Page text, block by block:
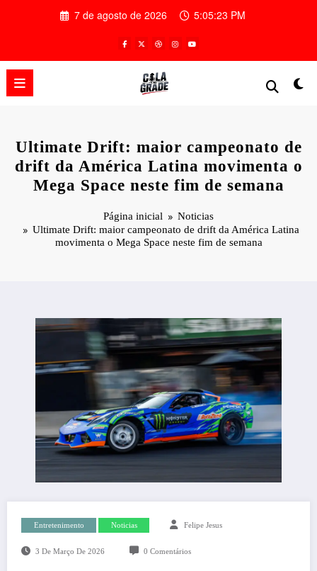
7 de agosto de 2026 5:05:23 PM
Ultimate Drift: maior campeonato de
drift da América Latina movimenta o
Mega Space neste fim de semana
Página inicial
Noticias
Ultimate Drift: maior campeonato de drift da América Latina
movimenta o Mega Space neste fim de semana
Entretenimento Noticias Felipe Jesus
3 De Março De 2026 0 Comentários